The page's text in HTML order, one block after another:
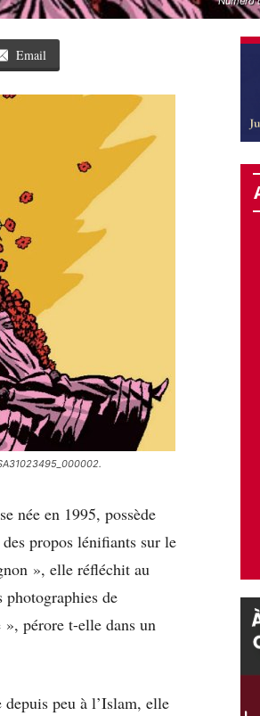
Email
née en 1995, possède
propos lénifiants sur le
», elle réfléchit au
photographies de
pérore t-elle dans un
peu à l’Islam, elle